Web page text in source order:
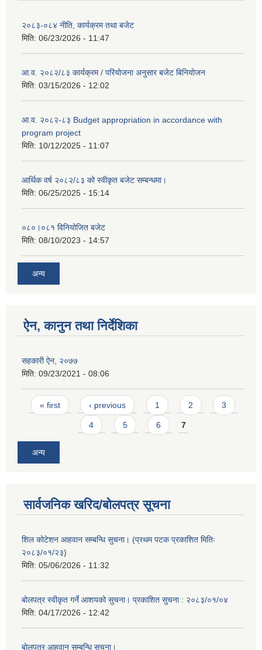
२०८३-०८४ नीति, कार्यक्रम तथा बजेट
मिति: 06/23/2026 - 11:47
आ.व. २०८२/८३ कार्यक्रम / परियोजना अनुसार बजेट बिनियोजन
मिति: 03/15/2026 - 12:02
आ.व. २०८२-८३ Budget appropriation in accordance with
program project
मिति: 10/12/2025 - 11:07
आर्थिक वर्ष २०८२/८३ को स्वीकृत बजेट सम्बन्धमा।
मिति: 06/25/2025 - 15:14
०८०।०८१ विनियोजित बजेट
मिति: 08/10/2023 - 14:57
अन्य
ऐन, कानुन तथा निर्देशिका
सहकारी ऐन, २०७७
मिति: 09/23/2021 - 08:06
Pages
« first ‹ previous 1 2 3
4 5 6 7
अन्य
सार्वजनिक खरिद/बोलपत्र सूचना
शिल कोटेशन आहवान सम्बन्धि सुचना। (प्रथम पटक प्रकाशित मितिः
२०८३/०१/२३)
मिति: 05/06/2026 - 11:32
बोलपत्र स्वीकृत गर्ने आशयको सुचना। प्रकाशित सुचना : २०८३/०१/०४
मिति: 04/17/2026 - 12:42
बोलपत्र आहवान सम्बन्धि सूचना।